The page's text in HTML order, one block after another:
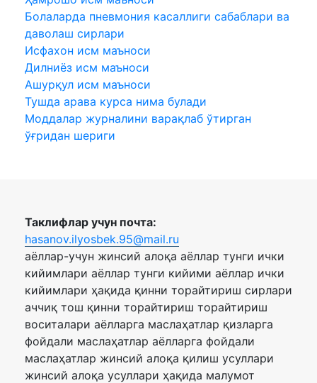
Болаларда пневмония касаллиги сабаблари ва
даволаш сирлари
Исфахон исм маъноси
Дилниёз исм маъноси
Ашурқул исм маъноси
Тушда арава курса нима булади
Моддалар журналини варақлаб ўтирган
ўғридан шериги
Таклифлар учун почта:
hasanov.ilyosbek.95@mail.ru
аёллар-учун жинсий алоқа аёллар тунги ички
кийимлари аёллар тунги кийими аёллар ички
кийимлари ҳақида қинни торайтириш сирлари
аччиқ тош қинни торайтириш торайтириш
воситалари аёлларга маслаҳатлар қизларга
фойдали маслаҳатлар аёлларга фойдали
маслаҳатлар жинсий алоқа қилиш усуллари
жинсий алоқа усуллари ҳақида малумот